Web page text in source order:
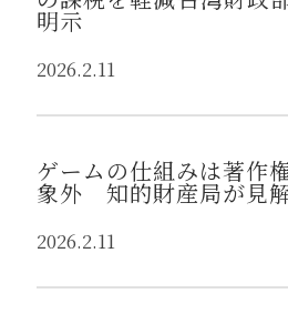
明示
2026.2.11
ゲームの仕組みは著作
象外 知的財産局が見
2026.2.11